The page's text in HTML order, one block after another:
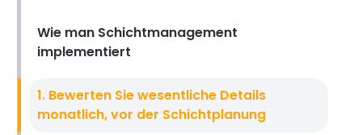
Tipps zur Erleichterung der
Ihre Mitarbeiter, die
Nachtschichten
Oct 12, 2020
Wie man Schichtmanagement
implementiert
1. Bewerten Sie wesentliche Details
monatlich, vor der Schichtplanung